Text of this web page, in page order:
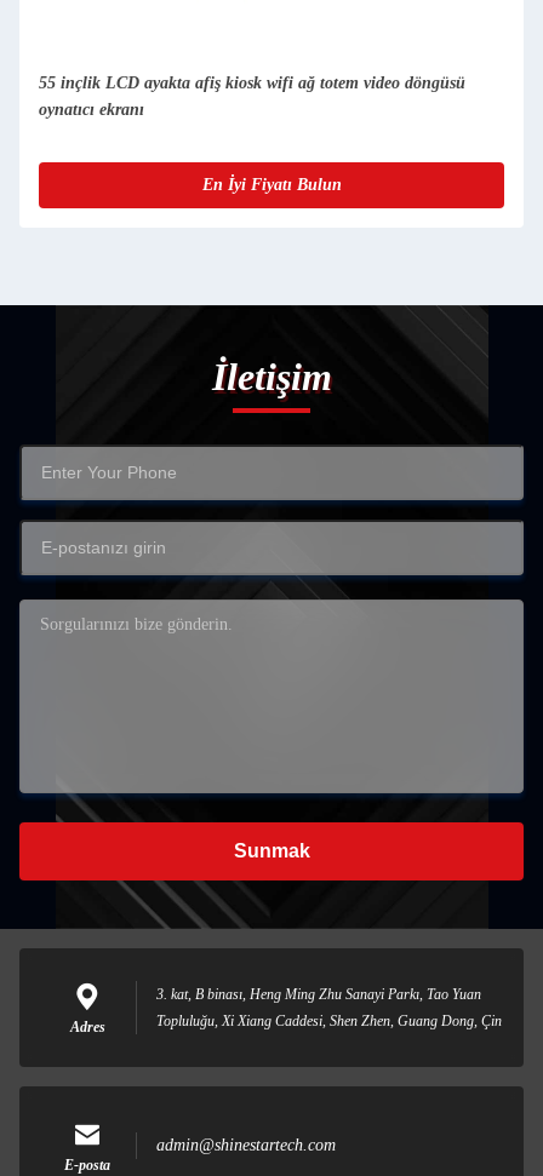
55 inçlik LCD ayakta afiş kiosk wifi ağ totem video döngüsü
oynatıcı ekranı
En İyi Fiyatı Bulun
İletişim
Sunmak
Adres
3. kat, B binası, Heng Ming Zhu Sanayi Parkı, Tao Yuan
Topluluğu, Xi Xiang Caddesi, Shen Zhen, Guang Dong, Çin
E-posta
admin@shinestartech.com